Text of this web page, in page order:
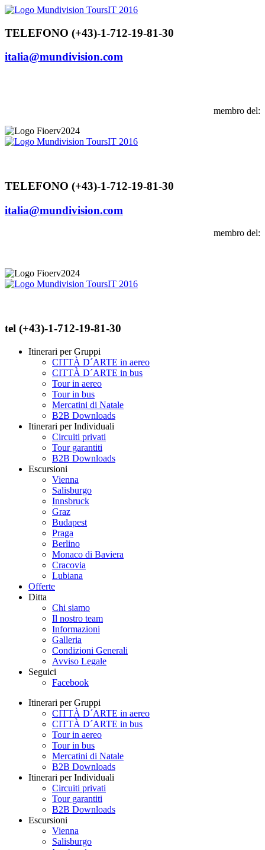
Vai
contenuto
TELEFONO (+43)-1-712-19-81-30
italia@mundivision.com
membro del:
TELEFONO (+43)-1-712-19-81-30
italia@mundivision.com
membro del:
tel (+43)-1-712-19-81-30
Itinerari per Gruppi
CITTÀ D´ARTE in aereo
CITTÀ D´ARTE in bus
Tour in aereo
Tour in bus
Mercatini di Natale
B2B Downloads
Itinerari per Individuali
Circuiti privati
Tour garantiti
B2B Downloads
Escursioni
Vienna
Salisburgo
Innsbruck
Graz
Budapest
Praga
Berlino
Monaco di Baviera
Cracovia
Lubiana
Offerte
Ditta
Chi siamo
Il nostro team
Informazioni
Galleria
Condizioni Generali
Avviso Legale
Seguici
Facebook
Itinerari per Gruppi
CITTÀ D´ARTE in aereo
CITTÀ D´ARTE in bus
Tour in aereo
Tour in bus
Mercatini di Natale
B2B Downloads
Itinerari per Individuali
Circuiti privati
Tour garantiti
B2B Downloads
Escursioni
Vienna
Salisburgo